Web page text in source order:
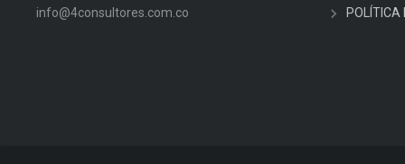
info@4consultores.com.co
POLÍTICA